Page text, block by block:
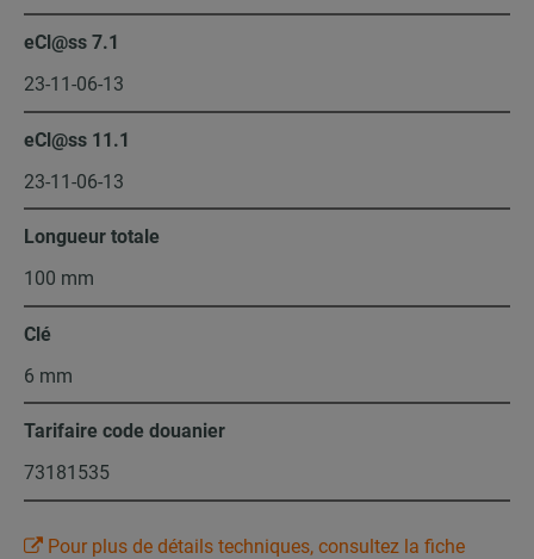
eCl@ss 7.1
23-11-06-13
eCl@ss 11.1
23-11-06-13
Longueur totale
100 mm
Clé
6 mm
Tarifaire code douanier
73181535
Pour plus de détails techniques, consultez la fiche